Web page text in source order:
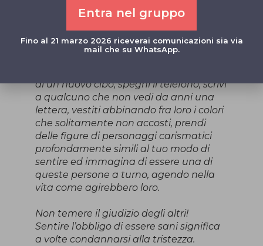
prigioniero di se stesso.
Ogni giorno impegnati a compiere
almeno un’azione in grado di
sorprendere la tua mente.
di un nuovo cibo, spegni il telefono, scrivi
a qualcuno che non vedi da anni una
lettera, vestiti abbinando fra loro i colori
che solitamente non accosti, prendi
delle figure di personaggi carismatici
profondamente simili al tuo modo di
sentire ed immagina di essere una di
queste persone a turno, agendo nella
vita come agirebbero loro.
Non temere il giudizio degli altri!
Sentire l’obbligo di essere sani significa
a volte condannarsi alla tristezza.
Entra nel gruppo
Fino al 21 marzo 2026 riceverai comunicazioni sia via
mail che su WhatsApp.